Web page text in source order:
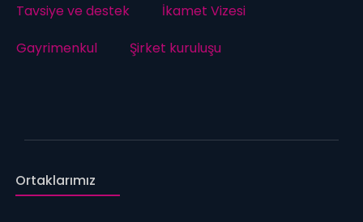
Tavsiye ve destek
İkamet Vizesi
Gayrimenkul
Şirket kuruluşu
Ortaklarımız